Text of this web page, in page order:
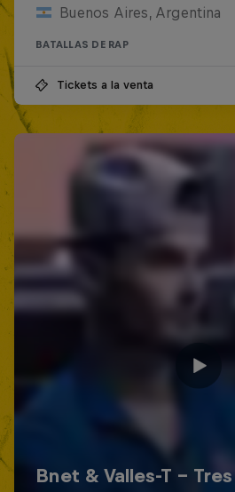
Buenos Aires, Argentina
BATALLAS DE RAP
Tickets a la venta